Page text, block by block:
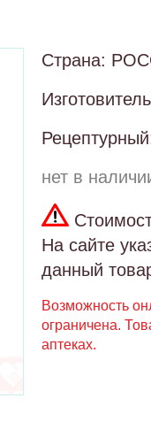
Страна:
нет в
На сайте
данный
Возможность
ограничена.
аптеках.